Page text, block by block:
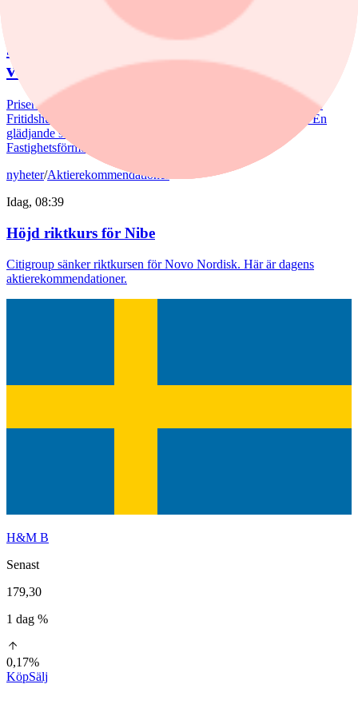
Juli bjöd på billigare bostadsrätter – nu
väntar en aktiv marknad
Priserna på bostadsrätter sjönk i juli medan villapriserna ökade.
Fritidshusmarknaden bjöd samtidigt på månadens tredbrott. "En
glädjande signal", menar Liza Nyberg, tf VD för Svensk
Fastighetsförmedling.
nyheter/Aktierekommendationer
Idag, 08:39
Höjd riktkurs för Nibe
Citigroup sänker riktkursen för Novo Nordisk. Här är dagens
aktierekommendationer.
H&M B
Senast
179,30
1 dag %
0,17%
KöpSälj